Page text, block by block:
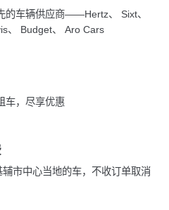
的车辆供应商——Hertz、 Sixt、
、 Budget、 Aro Cars
车，尽享优惠
市中心当地的车，不收订单取消